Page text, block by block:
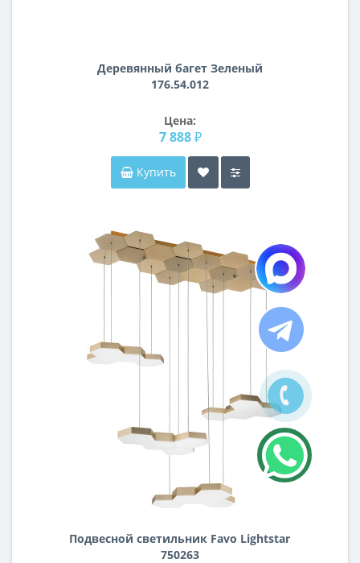
Деревянный багет Зеленый
176.54.012
Цена:
7 888 ₽
Купить
Подвесной светильник Favo Lightstar
750263